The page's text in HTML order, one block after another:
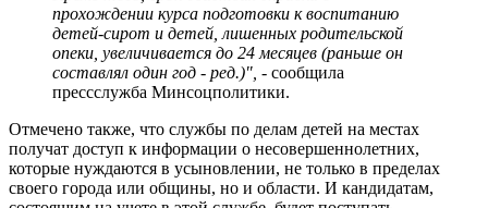
прохождении курса подготовки к воспитанию
детей-сирот и детей, лишенных родительской
опеки, увеличивается до 24 месяцев (раньше он
составлял один год - ред.)", - сообщила
прессслужба Минсоцполитики.
Отмечено также, что службы по делам детей на местах
получат доступ к информации о несовершеннолетних,
которые нуждаются в усыновлении, не только в пределах
своего города или общины, но и области. И кандидатам,